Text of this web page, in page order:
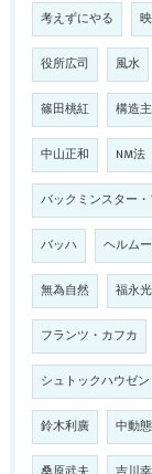
考えずにやる
役所広司 風水
篠田桃紅 構造
中山正和 NM法
バックミンスター
バッハ ヘルム
無為自然 福永
フランツ・カフカ
シュトックハウゼン
鈴木利廣 中動態